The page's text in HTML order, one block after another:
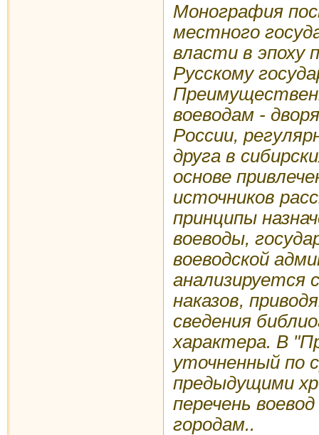
Монография
местного
власти в эпоху
Русскому
воеводам -
России,
друга в
основе
источников
принципы
воеводы,
воеводской
анализируется
наказов,
сведения
характера. В
уточненный по
предыдущими
перечень
городам..